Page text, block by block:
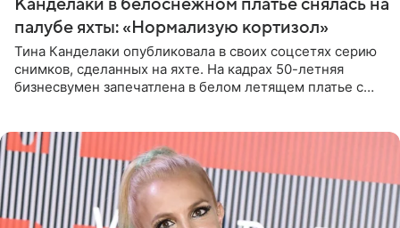
Канделаки в белоснежном платье снялась на
палубе яхты: «Нормализую кортизол»
Тина Канделаки опубликовала в своих соцсетях серию
снимков, сделанных на яхте. На кадрах 50-летняя
бизнесвумен запечатлена в белом летящем платье с